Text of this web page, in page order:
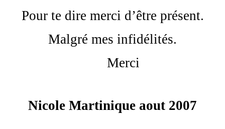
Pour te dire merci d’être présent.
Malgré mes infidélités.
Merci
Nicole Martinique aout 2007